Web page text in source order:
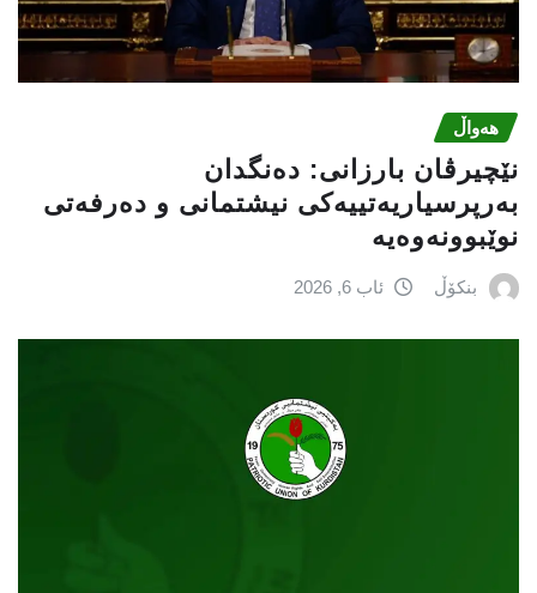
هەواڵ
نێچيرڤان بارزانى: دەنگدان
بەرپرسیاريه‌تییەکی نیشتمانى و دەرفەتی
نوێبوونەوەیە
بنکۆڵ ئاب 6, 2026